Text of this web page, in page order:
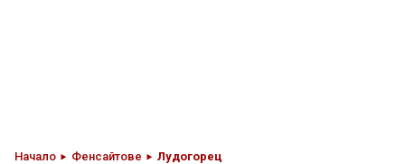
Начало Фенсайтове Лудогорец